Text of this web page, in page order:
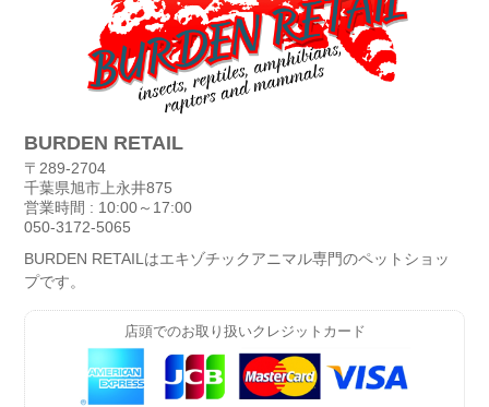
BURDEN RETAIL
〒289-2704
千葉県旭市上永井875
営業時間 : 10:00～17:00
050-3172-5065
BURDEN RETAILはエキゾチックアニマル専門のペットショッ
プです。
店頭でのお取り扱いクレジットカード